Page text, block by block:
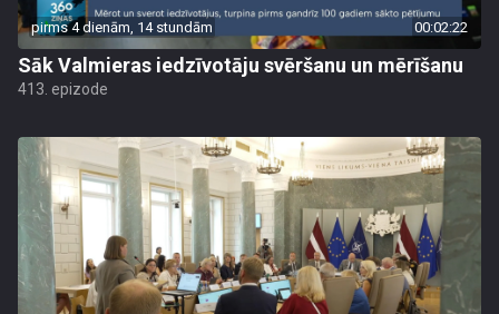
pirms 4 dienām, 14 stundām 00:02:22
Sāk Valmieras iedzīvotāju svēršanu un mērīšanu
413. epizode